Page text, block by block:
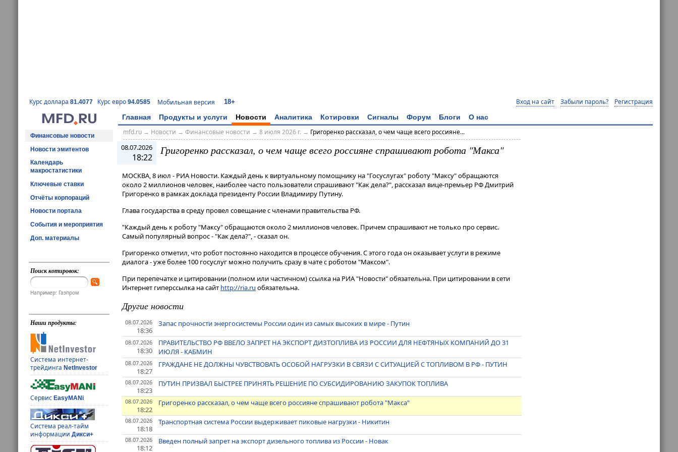
Курс доллара 81.4077 Курс евро 94.0585 Мобильная версия 18+ Вход на сайт Забыли пароль? Регистрация
Главная Продукты и услуги Новости Аналитика Котировки Сигналы Форум Блоги О нас
Финансовые новости
Новости эмитентов
Календарь
макростатистики
Ключевые ставки
Отчёты корпораций
Новости портала
События и мероприятия
Доп. материалы
Поиск котировок:
Например: Газпром
Наши продукты:
Система интернет-
трейдингаNetInvestor
СервисEasyMANi
Система реал-тайм
информацииДикси+
mfd.ru→ Новости → Финансовые новости → 8 июля 2026 г. → Григоренко рассказал, о чем чаще всего россияне...
08.07.2026
18:22
Григоренко рассказал, о чем чаще всего россияне спрашивают робота "Макса"
МОСКВА, 8 июл - РИА Новости. Каждый день к виртуальному помощнику на "Госуслугах" роботу "Максу" обращаются
около 2 миллионов человек, наиболее часто пользователи спрашивают "Как дела?", рассказал вице-премьер РФ Дмитрий
Григоренко в рамках доклада президенту России Владимиру Путину.
Глава государства в среду провел совещание с членами правительства РФ​​​.
"Каждый день к роботу "Максу" обращаются около 2 миллионов человек. Причем спрашивают не только про сервис.
Самый популярный вопрос - "Как дела?", - сказал он.
Григоренко отметил, что робот постоянно находится в процессе обучения. С этого года он оказывает услуги в режиме
диалога - уже более 100 госуслуг можно получить сразу в чате с роботом "Максом".
При перепечатке и цитировании (полном или частичном) ссылка на РИА "Новости" обязательна. При цитировании в сети
Интернет гиперссылка на сайт http://ria.ru обязательна.
Другие новости
08.07.2026
18:36
Запас прочности энергосистемы России один из самых высоких в мире - Путин
08.07.2026
18:30
ПРАВИТЕЛЬСТВО РФ ВВЕЛО ЗАПРЕТ НА ЭКСПОРТ ДИЗТОПЛИВА ИЗ РОССИИ ДЛЯ НЕФТЯНЫХ КОМПАНИЙ ДО 31
ИЮЛЯ - КАБМИН
08.07.2026
18:27
ГРАЖДАНЕ НЕ ДОЛЖНЫ ЧУВСТВОВАТЬ ОСОБОЙ НАГРУЗКИ В СВЯЗИ С СИТУАЦИЕЙ С ТОПЛИВОМ В РФ - ПУТИН
08.07.2026
18:23
ПУТИН ПРИЗВАЛ БЫСТРЕЕ ПРИНЯТЬ РЕШЕНИЕ ПО СУБСИДИРОВАНИЮ ЗАКУПОК ТОПЛИВА
08.07.2026
18:22
Григоренко рассказал, о чем чаще всего россияне спрашивают робота "Макса"
08.07.2026
18:18
Транспортная система России выдерживает пиковые нагрузки - Никитин
08.07.2026
18:12
Введен полный запрет на экспорт дизельного топлива из России - Новак